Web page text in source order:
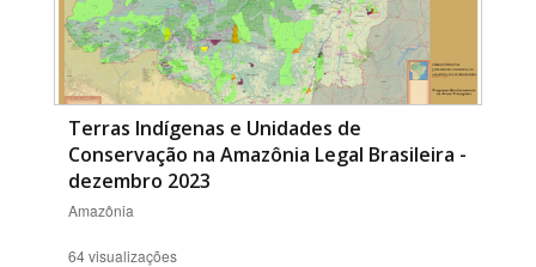
Terras Indígenas e Unidades de
Conservação na Amazônia Legal Brasileira -
dezembro 2023
Amazônia
64 visualizações